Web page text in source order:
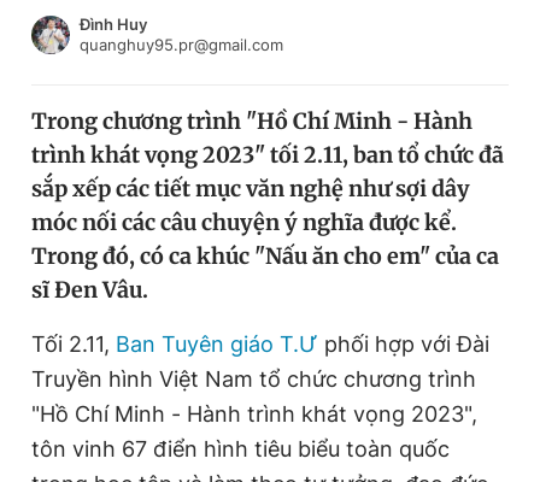
Chào ngày mới
Video Magazine
Sản phẩm khác
Thông tin tòa soạn Liên hệ quảng cáo
Đăng xuất
Đình Huy
quanghuy95.pr@gmail.com
Trong chương trình "Hồ Chí Minh - Hành
trình khát vọng 2023" tối 2.11, ban tổ chức đã
sắp xếp các tiết mục văn nghệ như sợi dây
móc nối các câu chuyện ý nghĩa được kể.
Trong đó, có ca khúc "Nấu ăn cho em" của ca
sĩ Đen Vâu.
Tối 2.11, Ban Tuyên giáo T.Ư phối hợp với Đài
Truyền hình Việt Nam tổ chức chương trình
"Hồ Chí Minh - Hành trình khát vọng 2023",
tôn vinh 67 điển hình tiêu biểu toàn quốc